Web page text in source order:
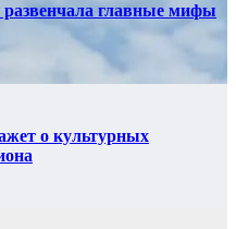
главные мифы
о культурных